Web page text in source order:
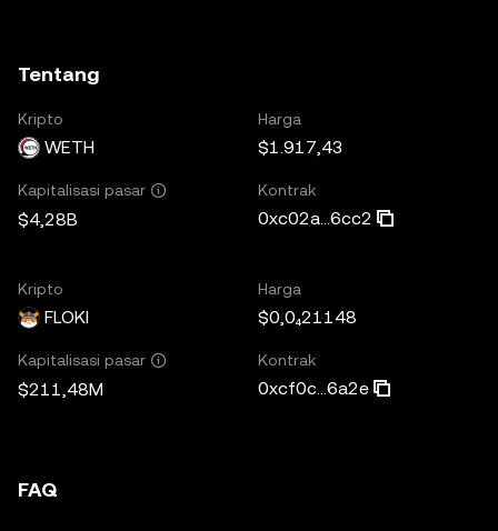
Tentang
Kripto
WETH
Harga
$1.917,43
Kapitalisasi pasar
$4,28B
Kontrak
0xc02a...6cc2
Kripto
FLOKI
Harga
$0,0₄21148
Kapitalisasi pasar
$211,48M
Kontrak
0xcf0c...6a2e
FAQ